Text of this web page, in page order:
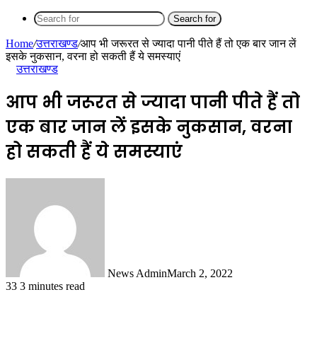
Search for
Home/उत्तराखण्ड/आप भी जरूरत से ज्यादा पानी पीते हैं तो एक बार जान लें
इसके नुकसान, वरना हो सकती हैं ये समस्याएं
उत्तराखण्ड
आप भी जरूरत से ज्यादा पानी पीते हैं तो
एक बार जान लें इसके नुकसान, वरना
हो सकती हैं ये समस्याएं
News AdminMarch 2, 2022
33 3 minutes read